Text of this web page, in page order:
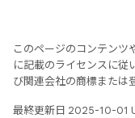
このページのコンテンツ
に記載のライセンスに従
び関連会社の商標または
最終更新日 2025-10-01